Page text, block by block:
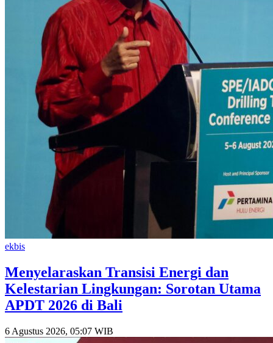
ekbis
Menyelaraskan Transisi Energi dan
Kelestarian Lingkungan: Sorotan Utama
APDT 2026 di Bali
6 Agustus 2026, 05:07 WIB